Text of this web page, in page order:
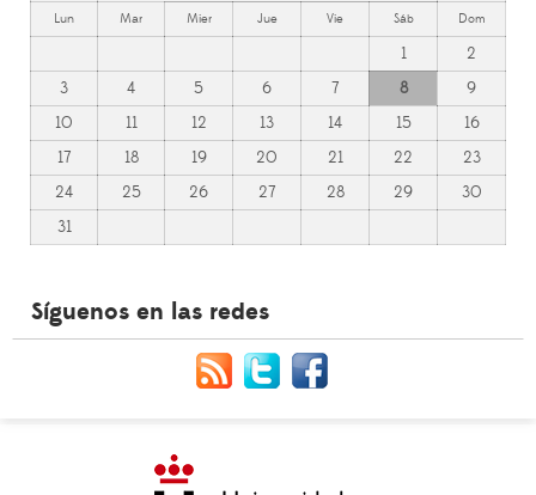
Lun Mar Mier Jue Vie Sáb Dom
1
2
3
4 5 6 7 8
9
10
11 12 13 14 15
16
17
18 19 20 21 22
23
24
25 26 27 28 29
30
31
Síguenos en las redes